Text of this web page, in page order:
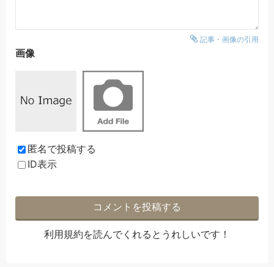
記事・画像の引用
画像
匿名で投稿する
ID表示
利用規約を読んでくれるとうれしいです！